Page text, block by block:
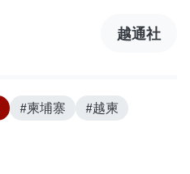
越通社
#柬埔寨
#越柬